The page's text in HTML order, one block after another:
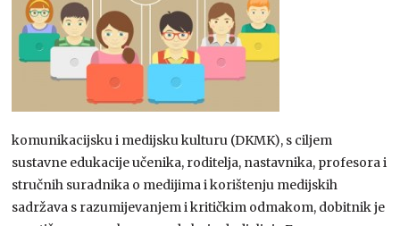
komunikacijsku i medijsku kulturu (DKMK), s ciljem
sustavne edukacije učenika, roditelja, nastavnika, profesora i
stručnih suradnika o medijima i korištenju medijskih
sadržava s razumijevanjem i kritičkim odmakom, dobitnik je